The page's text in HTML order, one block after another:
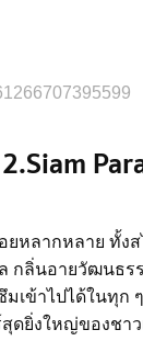
2.Siam
หลากหลาย ทั้ง
กลิ่นอายวัฒนธร
มเข้าไปได้ในทุ
สุดยิ่งใหญ่ของช